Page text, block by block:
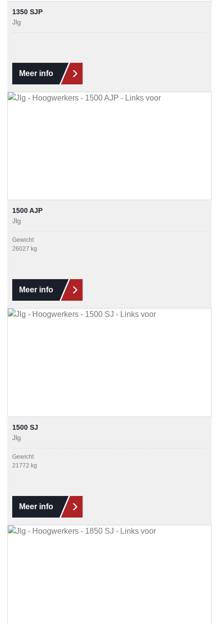
1350 SJP
Jlg
Meer info
1500 AJP
Jlg
Gewicht
26027 kg
Meer info
1500 SJ
Jlg
Gewicht
21772 kg
Meer info